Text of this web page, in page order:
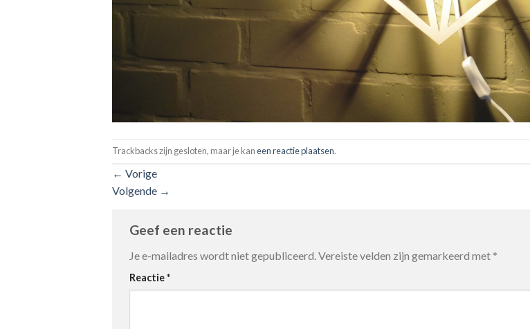
Trackbacks zijn gesloten, maar je kaneen reactie plaatsen.
← Vorige
Volgende →
Geef een reactie
Je e-mailadres wordt niet gepubliceerd.Vereiste velden zijn gemarkeerd met *
Reactie*